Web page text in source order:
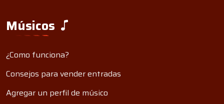
Músicos
¿Como funciona?
Consejos para vender entradas
Agregar un perfil de músico